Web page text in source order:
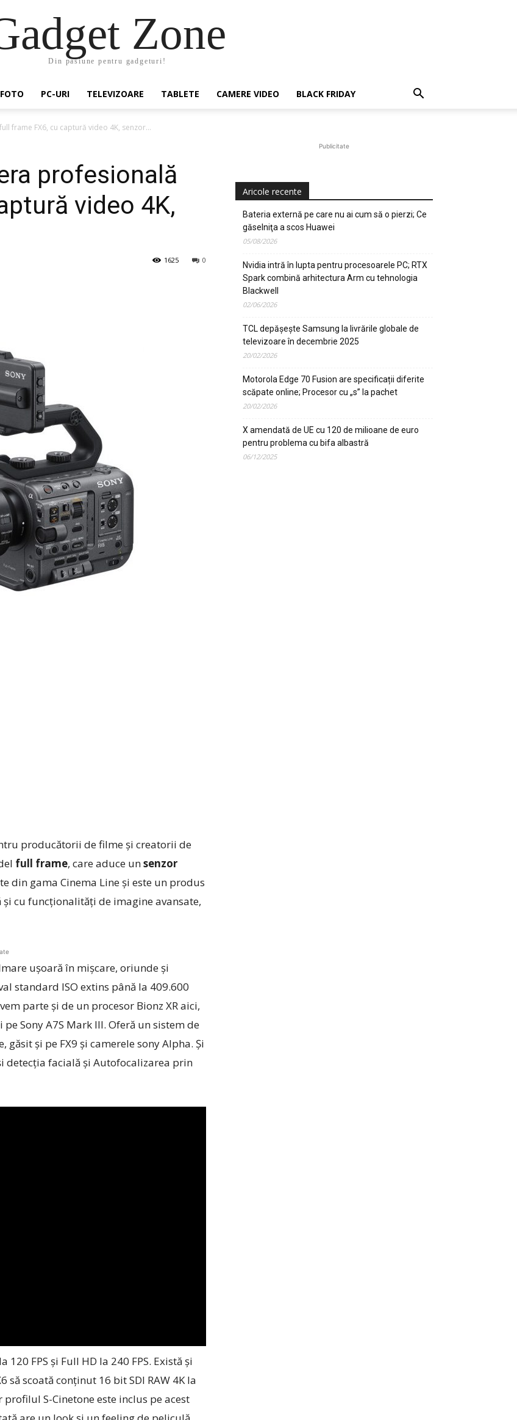
Zone
Din pasiune pentru gadgeturi!
PC-URI TELEVIZOARE TABLETE CAMERE VIDEO BLACK FRIDAY
frame FX6, cu captură video 4K, senzor...
profesională
video 4K,
0
1625
producătorii de filme şi creatorii de
full frame, care aduce unsenzor
din gama Cinema Line şi este un produs
cu funcţionalităţi de imagine avansate,
uşoară în mişcare, oriunde şi
standard ISO extins până la 409.600
parte şi de un procesor Bionz XR aici,
Sony A7S Mark III. Oferă un sistem de
şi pe FX9 şi camerele sony Alpha. Şi
detecţia facială şi Autofocalizarea prin
FPS şi Full HD la 240 FPS. Există şi
scoată conţinut 16 bit SDI RAW 4K la
S-Cinetone este inclus pe acest
Publicitate
Aricole recente
Bateria externă pe care nu ai cum să o pierzi; Ce
găselniţa a scos Huawei
05/08/2026
Nvidia intră în lupta pentru procesoarele PC; RTX
Spark combină arhitectura Arm cu tehnologia
Blackwell
02/06/2026
TCL depășește Samsung la livrările globale de
televizoare în decembrie 2025
20/02/2026
Motorola Edge 70 Fusion are specificații diferite
scăpate online; Procesor cu „s” la pachet
20/02/2026
X amendată de UE cu 120 de milioane de euro
pentru problema cu bifa albastră
06/12/2025